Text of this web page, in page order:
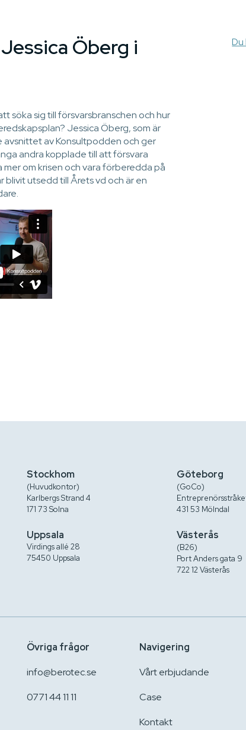
Öberg i
söka sig till försvarsbranschen och hur
Jessica Öberg, som är
av Konsultpodden och ger
andra kopplade till att försvara
om krisen och vara förberedda på
blivit utsedd till Årets vd och är en
Stockhom
(Huvudkontor)
Karlbergs Strand 4
171 73 Solna
Uppsala
Virdings allé 28
75450 Uppsala
Göteborg
(GoCo)
431 53 Mölndal
Västerås
(B26)
Port Anders gata 9
722 12 Västerås
Övriga frågor
info@berotec.se
0771 44 11 11
Navigering
Vårt erbjudande
Case
Kontakt